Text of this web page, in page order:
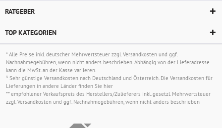
RATGEBER
TOP KATEGORIEN
* Alle Preise inkl. deutscher Mehrwertsteuer zzgl.Versandkosten und ggf.
Nachnahmegebühren, wenn nicht anders beschrieben. Abhängig von der Lieferadresse
kann die MwSt. an der Kasse variieren.
¹ Sehr günstige Versandkosten nach Deutschland und Österreich. Die Versandkosten für
Lieferungen in andere Länder finden Sie hier
** empfohlener Verkaufspreis des Herstellers/Zulieferers inkl. gesetzl. Mehrwertsteuer
zzgl.Versandkosten und ggf. Nachnahmegebühren, wenn nicht anders beschrieben